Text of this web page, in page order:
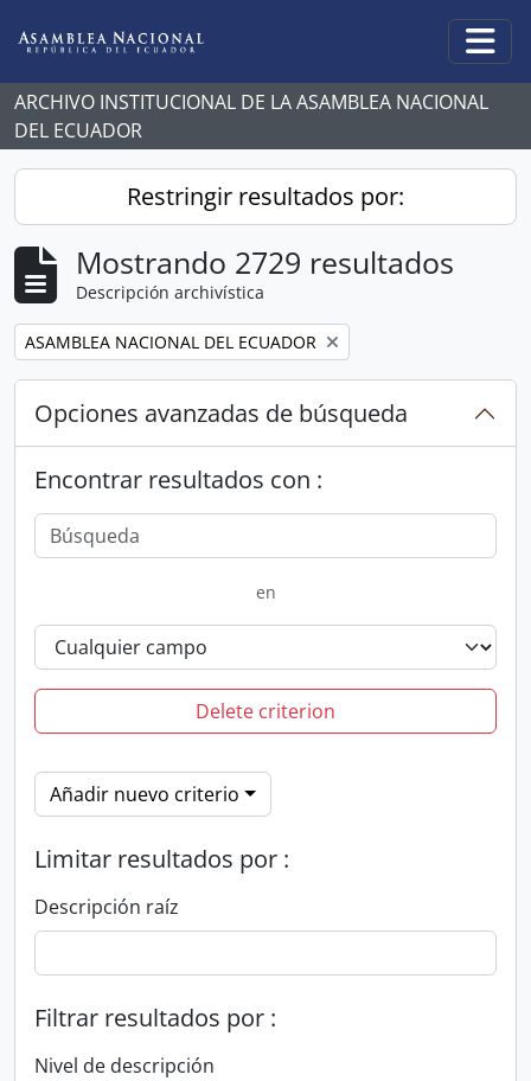
ARCHIVO INSTITUCIONAL DE LA ASAMBLEA NACIONAL
DEL ECUADOR
Restringir resultados por:
Mostrando 2729 resultados
Descripción archivística
Remove filter:
ASAMBLEA NACIONAL DEL ECUADOR
Opciones avanzadas de búsqueda
Encontrar resultados con :
en
Delete criterion
Añadir nuevo criterio
Limitar resultados por :
Descripción raíz
Filtrar resultados por :
Nivel de descripción